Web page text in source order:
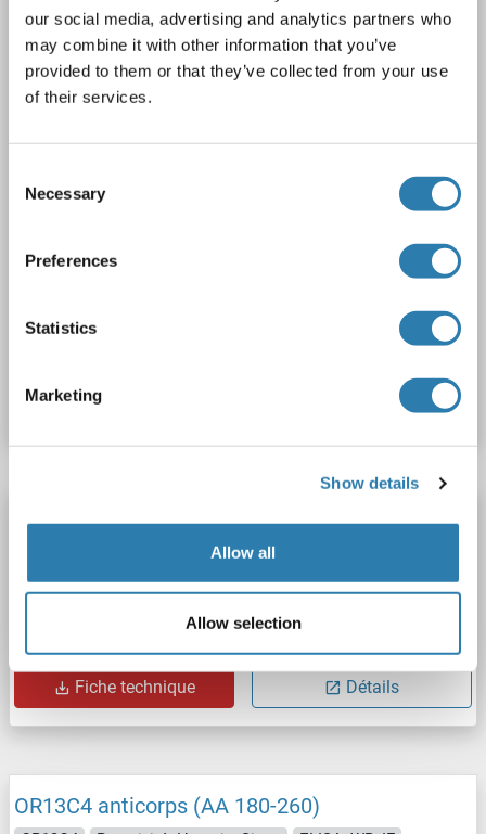
our social media, advertising and analytics partners who
may combine it with other information that you’ve
provided to them or that they’ve collected from your use
of their services.
Selection
Necessary
Preferences
Statistics
Marketing
Show details
Allow all
Allow selection
OR13C4 Reactivité: Humain ELISA, WB, IF
Hôte: Lapin
Polyclonal
unconjugated
2 images
Fiche technique
OR13C4 anticorps (AA 189-238)
Reactivité: Humain ELISA, WB
Polyclonal
unconjugated
Fiche technique Détails
OR13C4 anticorps (AA 180-260)